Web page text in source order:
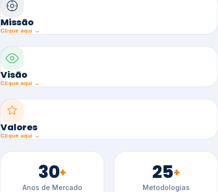
Missão
Clique aqui →
Visão
Clique aqui →
Valores
Clique aqui →
30+
Anos de Mercado
25+
Metodologias